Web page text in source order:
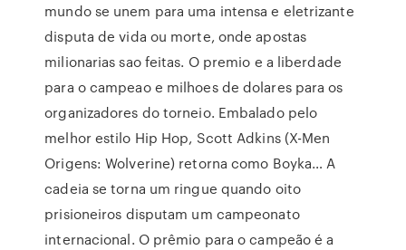
mundo se unem para uma intensa e eletrizante
disputa de vida ou morte, onde apostas
milionarias sao feitas. O premio e a liberdade
para o campeao e milhoes de dolares para os
organizadores do torneio. Embalado pelo
melhor estilo Hip Hop, Scott Adkins (X-Men
Origens: Wolverine) retorna como Boyka… A
cadeia se torna um ringue quando oito
prisioneiros disputam um campeonato
internacional. O prêmio para o campeão é a